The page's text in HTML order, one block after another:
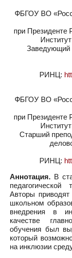
ФБГОУ ВО
при Президенте
Заведующий
РИНЦ:
ФБГОУ ВО
при Президенте
Старший
РИНЦ:
Аннотация. В
Авторы приводят
школьном
внедрения в
качестве
обучения был
который
на инклюзии